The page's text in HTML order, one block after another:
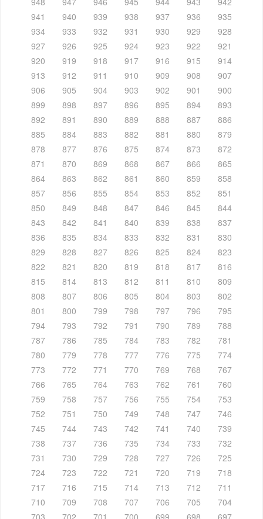
941
940 939 938 937 936
935
934
933 932 931 930 929
928
927
926 925 924 923 922
921
920
919 918 917 916 915
914
913
912 911 910 909 908
907
906
905 904 903 902 901
900
899
898 897 896 895 894
893
892
891 890 889 888 887
886
885
884 883 882 881 880
879
878
877 876 875 874 873
872
871
870 869 868 867 866
865
864
863 862 861 860 859
858
857
856 855 854 853 852
851
850
849 848 847 846 845
844
843
842 841 840 839 838
837
836
835 834 833 832 831
830
829
828 827 826 825 824
823
822
821 820 819 818 817
816
815
814 813 812 811 810
809
808
807 806 805 804 803
802
801
800 799 798 797 796
795
794
793 792 791 790 789
788
787
786 785 784 783 782
781
780
779 778 777 776 775
774
773
772 771 770 769 768
767
766
765 764 763 762 761
760
759
758 757 756 755 754
753
752
751 750 749 748 747
746
745
744 743 742 741 740
739
738
737 736 735 734 733
732
731
730 729 728 727 726
725
724
723 722 721 720 719
718
717
716 715 714 713 712
711
710
709 708 707 706 705
704
703
702 701 700 699 698
697